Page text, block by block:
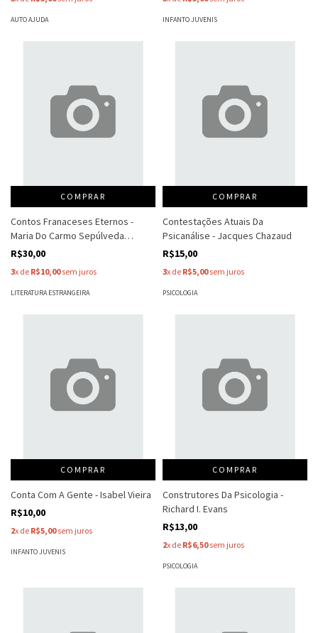
AUTO AJUDA INFANTO JUVENIS
COMPRAR
Contos Franaceses Eternos -
Maria Do Carmo Sepúlveda
Campos
R$30,00
3x de R$10,00sem juros
LITERATURA ESTRANGEIRA
COMPRAR
Contestações Atuais Da
Psicanálise - Jacques Chazaud
R$15,00
3x de R$5,00sem juros
PSICOLOGIA
COMPRAR
Conta Com A Gente - Isabel Vieira
R$10,00
2x de R$5,00sem juros
INFANTO JUVENIS
COMPRAR
Construtores Da Psicologia -
Richard I. Evans
R$13,00
2x de R$6,50sem juros
PSICOLOGIA